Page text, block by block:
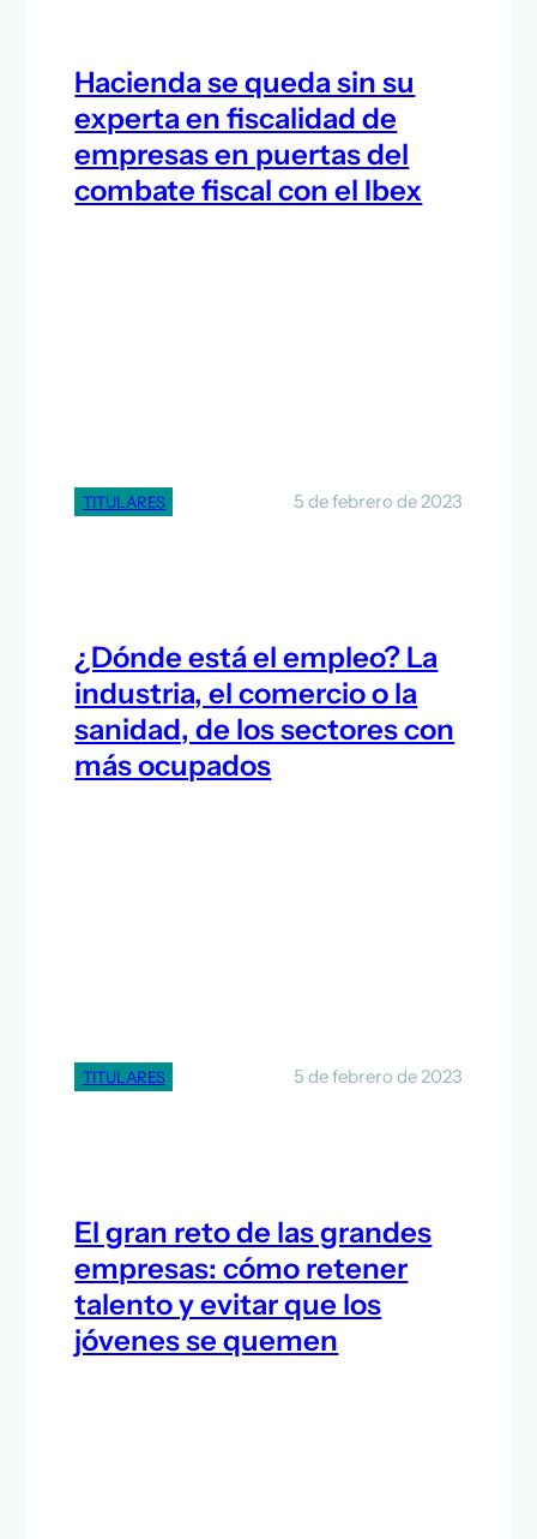
Hacienda se queda sin su
experta en fiscalidad de
empresas en puertas del
combate fiscal con el Ibex
TITULARES 5 de febrero de 2023
¿Dónde está el empleo? La
industria, el comercio o la
sanidad, de los sectores con
más ocupados
TITULARES 5 de febrero de 2023
El gran reto de las grandes
empresas: cómo retener
talento y evitar que los
jóvenes se quemen